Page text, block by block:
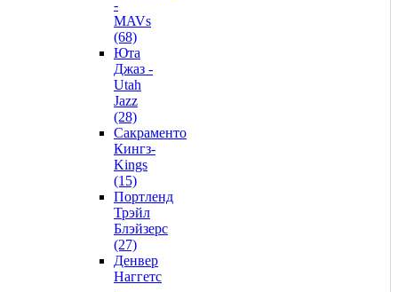
-
MAVs
(68)
Юта
Джаз -
Utah
Jazz
(28)
Сакраменто
Кингз-
Kings
(15)
Портленд
Трэйл
Блэйзерс
(27)
Денвер
Наггетс